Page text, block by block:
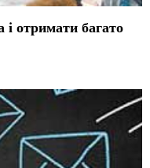
отримати багато